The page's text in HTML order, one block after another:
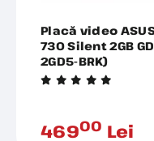
Placă video
730 Silent 2GB
2GD5-BRK)
46900 Lei